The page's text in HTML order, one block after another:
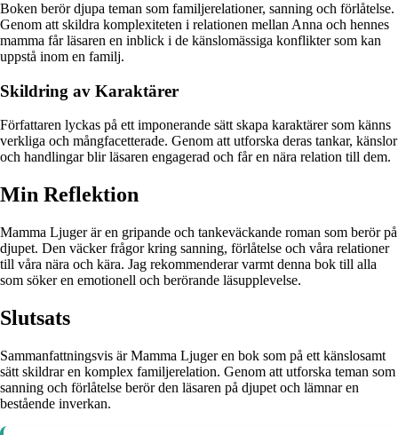
Boken berör djupa teman som familjerelationer, sanning och förlåtelse.
Genom att skildra komplexiteten i relationen mellan Anna och hennes
mamma får läsaren en inblick i de känslomässiga konflikter som kan
uppstå inom en familj.
Skildring av Karaktärer
Författaren lyckas på ett imponerande sätt skapa karaktärer som känns
verkliga och mångfacetterade. Genom att utforska deras tankar, känslor
och handlingar blir läsaren engagerad och får en nära relation till dem.
Min Reflektion
Mamma Ljuger är en gripande och tankeväckande roman som berör på
djupet. Den väcker frågor kring sanning, förlåtelse och våra relationer
till våra nära och kära. Jag rekommenderar varmt denna bok till alla
som söker en emotionell och berörande läsupplevelse.
Slutsats
Sammanfattningsvis är Mamma Ljuger en bok som på ett känslosamt
sätt skildrar en komplex familjerelation. Genom att utforska teman som
sanning och förlåtelse berör den läsaren på djupet och lämnar en
bestående inverkan.